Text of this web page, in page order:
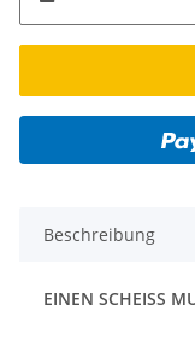
Beschreibung
EINEN SCHEISS